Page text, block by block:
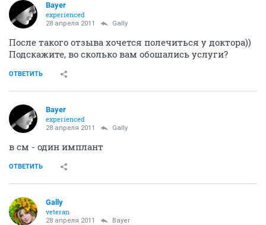
Bayer
experienced
28 апреля 2011 Gally
После такого отзыва хочется полечиться у доктора))
Подскажите, во сколько вам обошались услуги?
ОТВЕТИТЬ
Bayer
experienced
28 апреля 2011 Gally
в см - один имплант
ОТВЕТИТЬ
Gally
veteran
28 апреля 2011 Bayer